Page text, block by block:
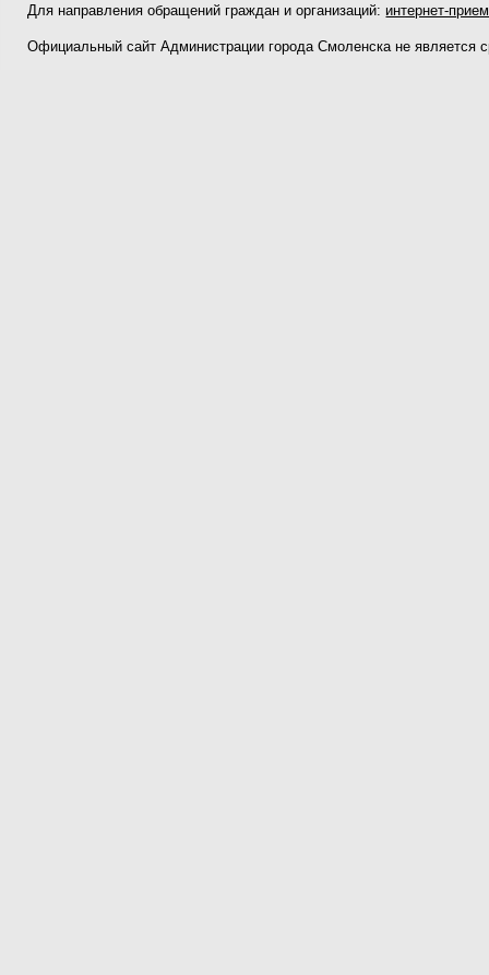
Для направления обращений граждан и организаций: интернет-
Официальный сайт Администрации города Смоленска не является